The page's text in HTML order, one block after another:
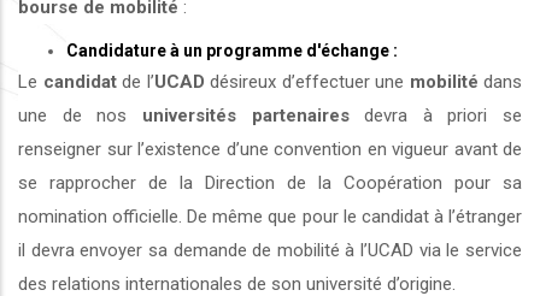
bourse de mobilité :
Candidature à un programme d'échange :
Le candidatde l’UCAD désireux d’effectuer une mobilité dans
une de nos universités partenairesdevra à priori se
renseigner sur l’existence d’une convention en vigueur avant de
se rapprocher de la Direction de la Coopération pour sa
nomination officielle. De même que pour le candidat à l’étranger
il devra envoyer sa demande de mobilité à l’UCAD via le service
des relations internationales de son université d’origine.